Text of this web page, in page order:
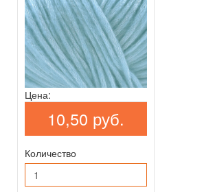
Цена:
10,50 руб.
Количество